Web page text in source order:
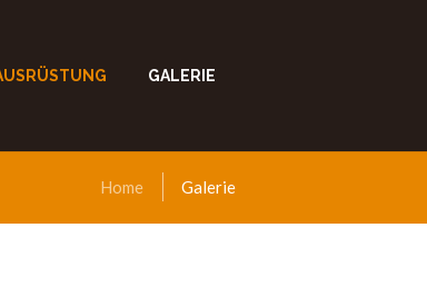
GALERIE
Home Galerie